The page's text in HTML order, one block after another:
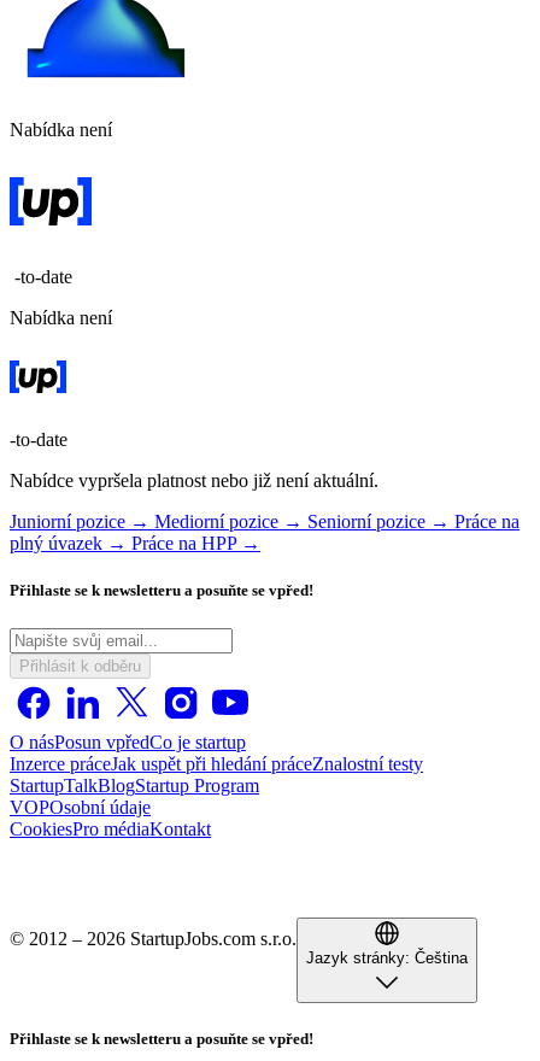
Nabídka není
-to-date
Nabídka není
-to-date
Nabídce vypršela platnost nebo již není aktuální.
Juniorní pozice → Mediorní pozice → Seniorní pozice → Práce na
plný úvazek → Práce na HPP →
Přihlaste se k newsletteru a posuňte se vpřed!
Přihlásit k odběru
O násPosun vpředCo je startup
Inzerce práceJak uspět při hledání práceZnalostní testy
StartupTalkBlogStartup Program
VOPOsobní údaje
CookiesPro médiaKontakt
© 2012 – 2026 StartupJobs.com s.r.o.
Jazyk stránky: Čeština
Přihlaste se k newsletteru a posuňte se vpřed!